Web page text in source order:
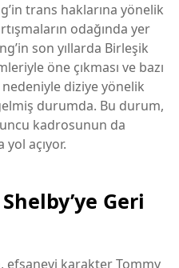
’in trans haklarına yönelik
odağında yer
son yıllarda Birleşik
öne çıkması ve bazı
nedeniyle diziye yönelik
durumda. Bu durum,
kadrosunun da
açıyor.
Geri
efsanevi karakter Tommy